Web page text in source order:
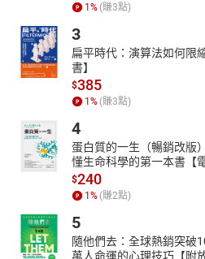
1% (賺3點)
3
扁平時代：演算法如何限
書】
$385
1% (賺3點)
4
蛋白質的一生（暢銷改版
懂生命科學的第一本書【
$240
1% (賺2點)
5
隨他們去：全球熱銷突破
萬人命運的心理技巧【附